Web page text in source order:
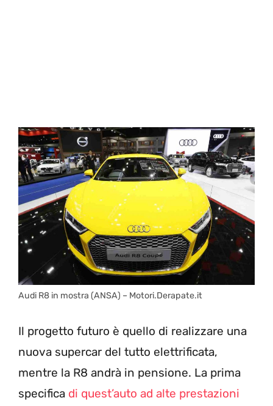
Audi R8 in mostra (ANSA) – Motori.Derapate.it
Il progetto futuro è quello di realizzare una
nuova supercar del tutto elettrificata,
mentre la R8 andrà in pensione. La prima
specifica di quest’auto ad alte prestazioni